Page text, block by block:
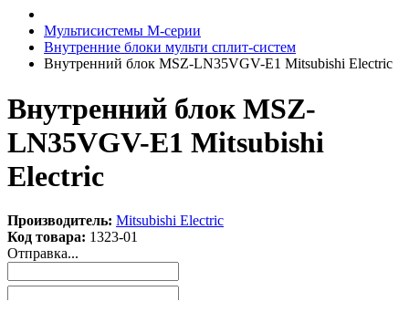
Мультисистемы M-серии
Внутренние блоки мульти сплит-систем
Внутренний блок MSZ-LN35VGV-E1 Mitsubishi Electric
Внутренний блок MSZ-
LN35VGV-E1 Mitsubishi
Electric
Производитель: Mitsubishi Electric
Код товара: 1323-01
Отправка...